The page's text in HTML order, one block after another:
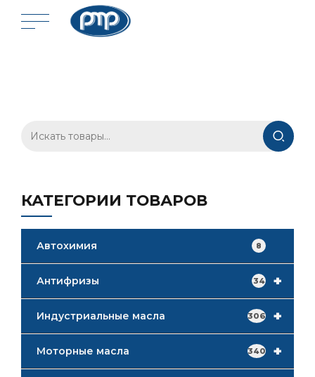
КАТЕГОРИИ ТОВАРОВ
Автохимия 8
+
Антифризы 34
+
Индустриальные масла 306
+
Моторные масла 340